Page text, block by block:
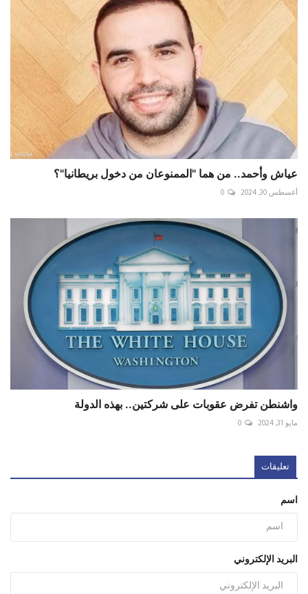
عياش وأحمد.. من هما "الممنوعان من دخول بريطانيا"؟
أغسطس 30, 2024 0
واشنطن تفرض عقوبات على شركتين.. بهذه الدولة
مايو 31, 2024 0
تعليقات
اسم
البريد الإلكتروني